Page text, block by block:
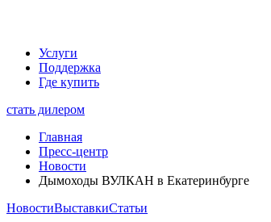
Услуги
Поддержка
Где купить
стать дилером
Главная
Пресс-центр
Новости
Дымоходы ВУЛКАН в Екатеринбурге
НовостиВыставкиСтатьи